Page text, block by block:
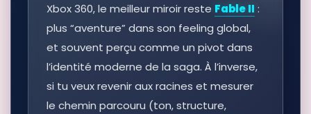
Xbox 360, le meilleur miroir reste Fable II :
plus “aventure” dans son feeling global,
et souvent perçu comme un pivot dans
l’identité moderne de la saga. À l’inverse,
si tu veux revenir aux racines et mesurer
le chemin parcouru (ton, structure,